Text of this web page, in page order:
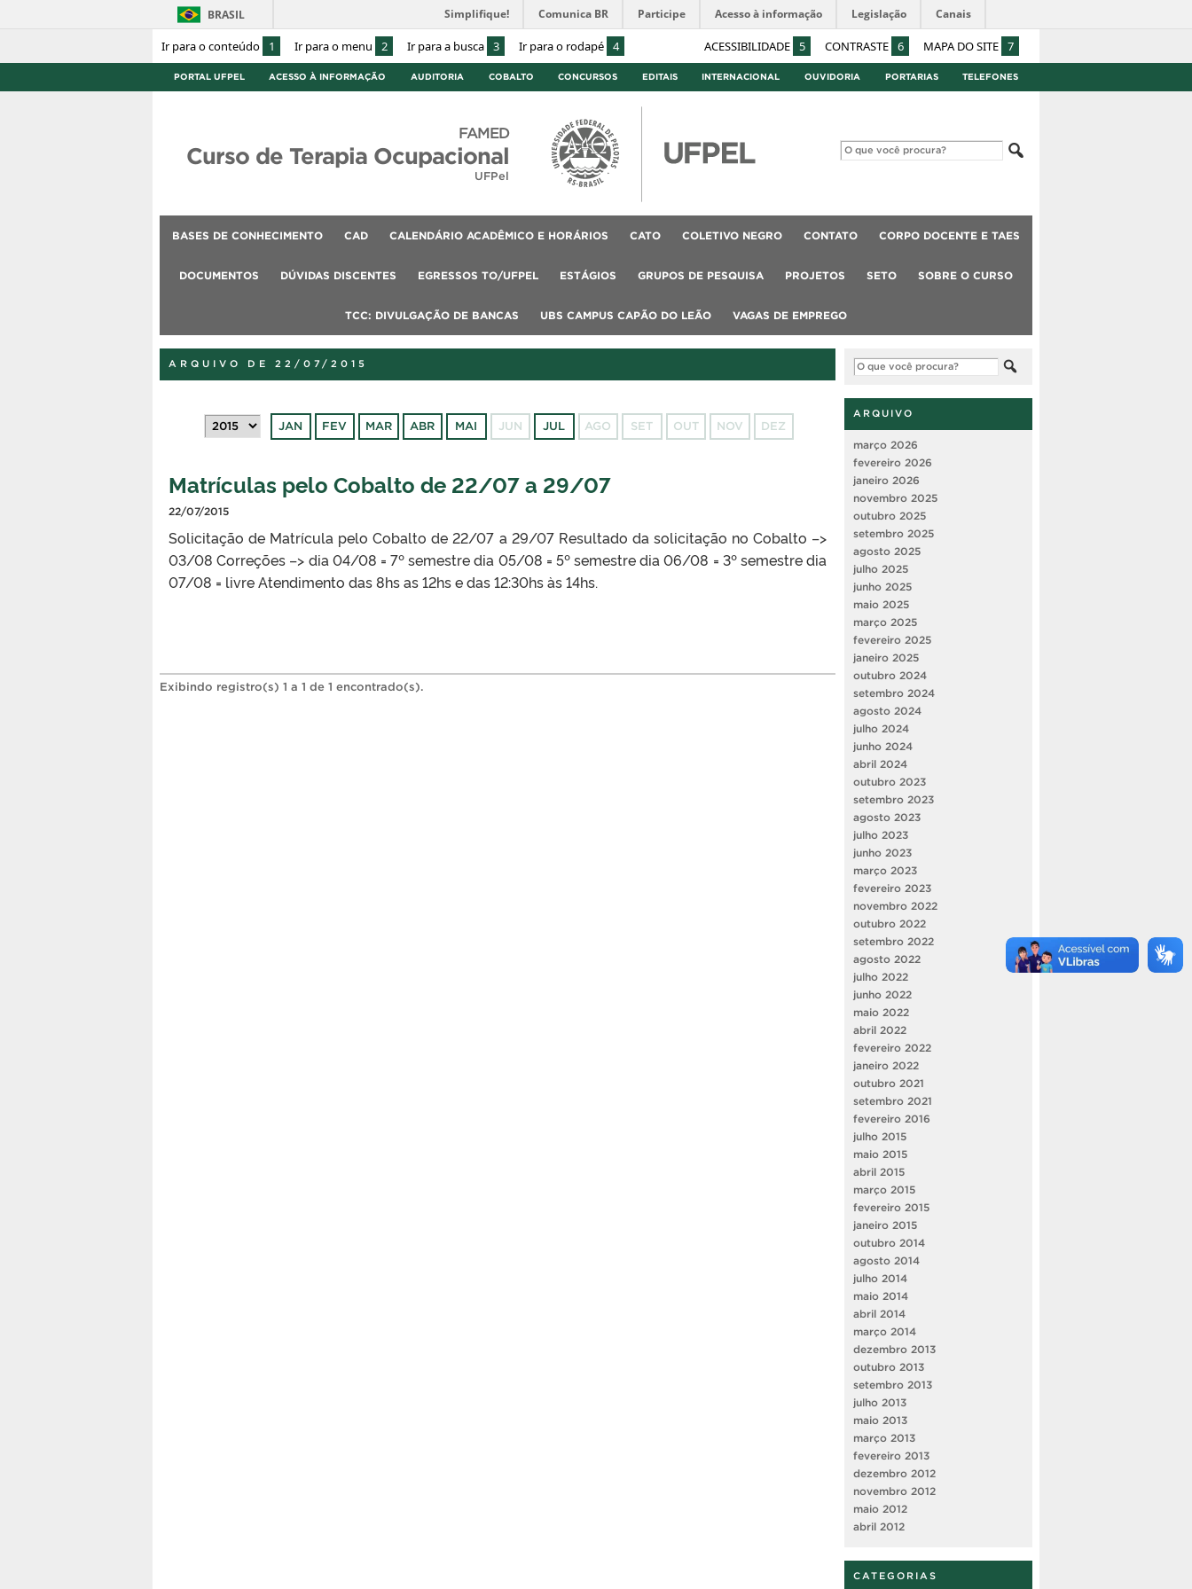
Ir para o conteúdo 1 Ir para o menu 2 Ir para a busca 3 Ir para o rodapé 4 ACESSIBILIDADE 5 CONTRASTE 6 MAPA DO SITE 7
BRASIL Simplifique! Comunica BR Participe Acesso à informação Legislação Canais
PORTAL UFPEL ACESSO À INFORMAÇÃO AUDITORIA COBALTO CONCURSOS EDITAIS INTERNACIONAL OUVIDORIA PORTARIAS TELEFONES
FAMED
Curso de Terapia Ocupacional
UFPel
BASES DE CONHECIMENTO CAD CALENDÁRIO ACADÊMICO E HORÁRIOS CATO COLETIVO NEGRO CONTATO CORPO DOCENTE E TAES
DOCUMENTOS DÚVIDAS DISCENTES EGRESSOS TO/UFPEL ESTÁGIOS GRUPOS DE PESQUISA PROJETOS SETO SOBRE O CURSO
TCC: DIVULGAÇÃO DE BANCAS UBS CAMPUS CAPÃO DO LEÃO VAGAS DE EMPREGO
ARQUIVO DE 22/07/2015
JAN FEV MAR ABR MAI JUN JUL AGO SET OUT NOV DEZ
Matrículas pelo Cobalto de 22/07 a 29/07
22/07/2015
Solicitação de Matrícula pelo Cobalto de 22/07 a 29/07 Resultado da solicitação no Cobalto –>
03/08 Correções –> dia 04/08 = 7º semestre dia 05/08 = 5º semestre dia 06/08 = 3º semestre dia
07/08 = livre Atendimento das 8hs as 12hs e das 12:30hs às 14hs.
Exibindo registro(s) 1 a 1 de 1 encontrado(s).
ARQUIVO
março 2026
fevereiro 2026
janeiro 2026
novembro 2025
outubro 2025
setembro 2025
agosto 2025
julho 2025
junho 2025
maio 2025
março 2025
fevereiro 2025
janeiro 2025
outubro 2024
setembro 2024
agosto 2024
julho 2024
junho 2024
abril 2024
outubro 2023
setembro 2023
agosto 2023
julho 2023
junho 2023
março 2023
fevereiro 2023
novembro 2022
outubro 2022
setembro 2022
agosto 2022
julho 2022
junho 2022
maio 2022
abril 2022
fevereiro 2022
janeiro 2022
outubro 2021
setembro 2021
fevereiro 2016
julho 2015
maio 2015
abril 2015
março 2015
fevereiro 2015
janeiro 2015
outubro 2014
agosto 2014
julho 2014
maio 2014
abril 2014
março 2014
dezembro 2013
outubro 2013
setembro 2013
julho 2013
maio 2013
março 2013
fevereiro 2013
dezembro 2012
novembro 2012
maio 2012
abril 2012
CATEGORIAS